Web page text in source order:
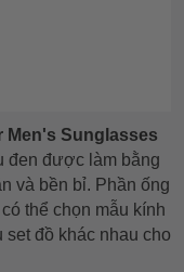
Men's Sunglasses
đen được làm bằng
và bền bỉ. Phần ống
thể chọn mẫu kính
đồ khác nhau cho